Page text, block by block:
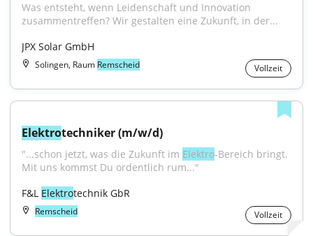
Was entsteht, wenn Leidenschaft und Innovation
zusammentreffen? Wir gestalten eine Zukunft, in der...
JPX Solar GmbH
Solingen, Raum Remscheid Vollzeit
Elektrotechniker (m/w/d)
"...schon jetzt, was die Zukunft im Elektro-Bereich bringt.
Mit uns kommst Du ordentlich rum..."
F&L Elektrotechnik GbR
Remscheid Vollzeit